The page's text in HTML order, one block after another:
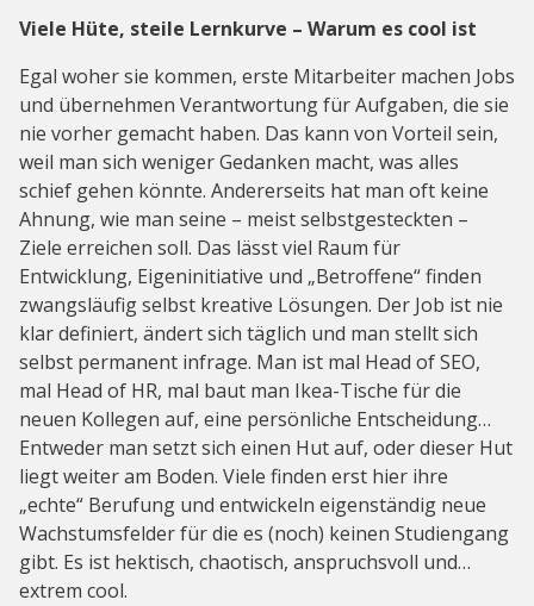
Viele Hüte, steile Lernkurve – Warum es cool ist
Egal woher sie kommen, erste Mitarbeiter machen Jobs
und übernehmen Verantwortung für Aufgaben, die sie
nie vorher gemacht haben. Das kann von Vorteil sein,
weil man sich weniger Gedanken macht, was alles
schief gehen könnte. Andererseits hat man oft keine
Ahnung, wie man seine – meist selbstgesteckten –
Ziele erreichen soll. Das lässt viel Raum für
Entwicklung, Eigeninitiative und „Betroffene“ finden
zwangsläufig selbst kreative Lösungen. Der Job ist nie
klar definiert, ändert sich täglich und man stellt sich
selbst permanent infrage. Man ist mal Head of SEO,
mal Head of HR, mal baut man Ikea-Tische für die
neuen Kollegen auf, eine persönliche Entscheidung…
Entweder man setzt sich einen Hut auf, oder dieser Hut
liegt weiter am Boden. Viele finden erst hier ihre
„echte“ Berufung und entwickeln eigenständig neue
Wachstumsfelder für die es (noch) keinen Studiengang
gibt. Es ist hektisch, chaotisch, anspruchsvoll und…
extrem cool.